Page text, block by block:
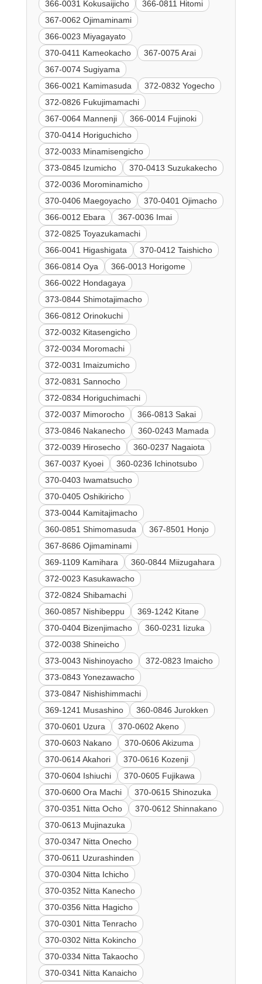
366-0031 Kokusaijicho
366-0811 Hitomi
367-0062 Ojimaminami
366-0023 Miyagayato
370-0411 Kameokacho
367-0075 Arai
367-0074 Sugiyama
366-0021 Kamimasuda
372-0832 Yogecho
372-0826 Fukujimamachi
367-0064 Mannenji
366-0014 Fujinoki
370-0414 Horiguchicho
372-0033 Minamisengicho
373-0845 Izumicho
370-0413 Suzukakecho
372-0036 Morominamicho
370-0406 Maegoyacho
370-0401 Ojimacho
366-0012 Ebara
367-0036 Imai
372-0825 Toyazukamachi
366-0041 Higashigata
370-0412 Taishicho
366-0814 Oya
366-0013 Horigome
366-0022 Hondagaya
373-0844 Shimotajimacho
366-0812 Orinokuchi
372-0032 Kitasengicho
372-0034 Moromachi
372-0031 Imaizumicho
372-0831 Sannocho
372-0834 Horiguchimachi
372-0037 Mimorocho
366-0813 Sakai
373-0846 Nakanecho
360-0243 Mamada
372-0039 Hirosecho
360-0237 Nagaiota
367-0037 Kyoei
360-0236 Ichinotsubo
370-0403 Iwamatsucho
370-0405 Oshikiricho
373-0044 Kamitajimacho
360-0851 Shimomasuda
367-8501 Honjo
367-8686 Ojimaminami
369-1109 Kamihara
360-0844 Miizugahara
372-0023 Kasukawacho
372-0824 Shibamachi
360-0857 Nishibeppu
369-1242 Kitane
370-0404 Bizenjimacho
360-0231 Iizuka
372-0038 Shineicho
373-0043 Nishinoyacho
372-0823 Imaicho
373-0843 Yonezawacho
373-0847 Nishishimmachi
369-1241 Musashino
360-0846 Jurokken
370-0601 Uzura
370-0602 Akeno
370-0603 Nakano
370-0606 Akizuma
370-0614 Akahori
370-0616 Kozenji
370-0604 Ishiuchi
370-0605 Fujikawa
370-0600 Ora Machi
370-0615 Shinozuka
370-0351 Nitta Ocho
370-0612 Shinnakano
370-0613 Mujinazuka
370-0347 Nitta Onecho
370-0611 Uzurashinden
370-0304 Nitta Ichicho
370-0352 Nitta Kanecho
370-0356 Nitta Hagicho
370-0301 Nitta Tenracho
370-0302 Nitta Kokincho
370-0334 Nitta Takaocho
370-0341 Nitta Kanaicho